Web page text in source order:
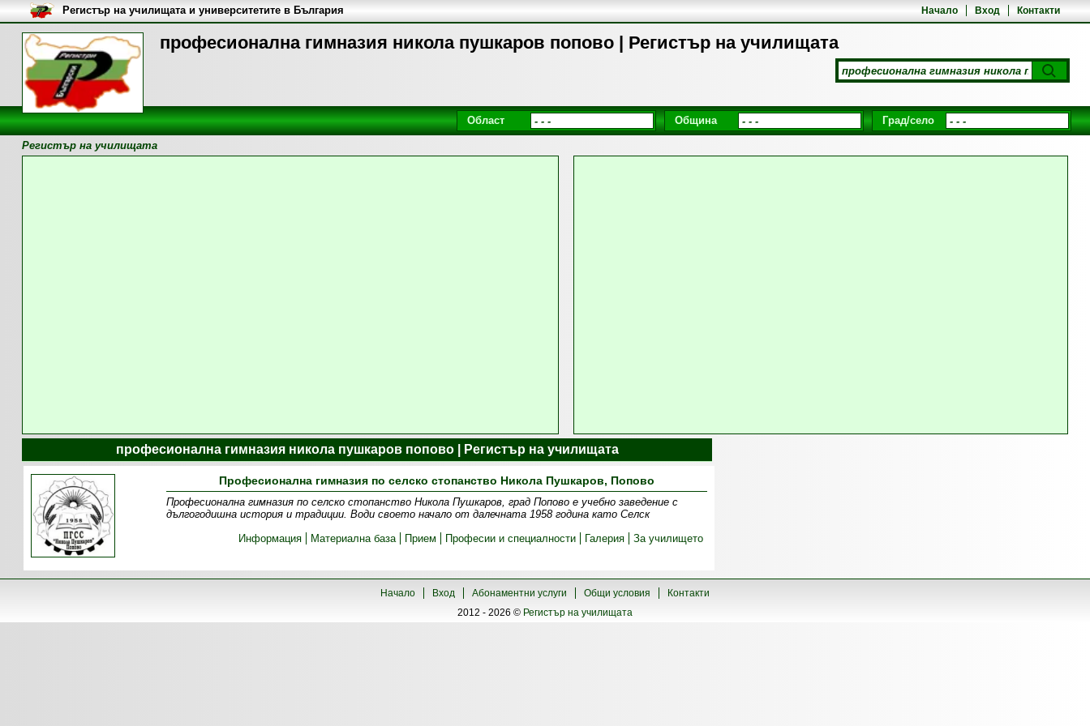
професионална гимназия никола пушкаров попово | Регистър на училищата
Начало Вход Контакти
Регистър на училищата и университетите в България
Област Община Град/село
Регистър на училищата
професионална гимназия никола пушкаров попово | Регистър на училищата
Професионална гимназия по селско стопанство Никола Пушкаров, Попово
Професионална гимназия по селско стопанство Никола Пушкаров, град Попово е учебно заведение с
дългогодишна история и традиции. Води своето начало от далечната 1958 година като Селск
Информация
Материална база Прием Професии и специалности Галерия За училището
Начало Вход Абонаментни услуги Общи условия
Контакти
2012 - 2026 © Регистър на училищата